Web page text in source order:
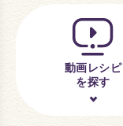
動画レシピ
を探す